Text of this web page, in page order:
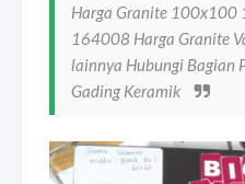
Harga Granite 100x100
164008 Harga Granite
lainnya Hubungi Bagian
Gading Keramik